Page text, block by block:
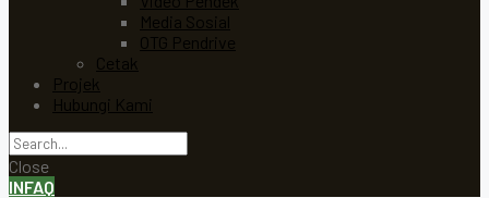
Media Sosial
OTG Pendrive
Cetak
Projek
Hubungi Kami
Close
INFAQ